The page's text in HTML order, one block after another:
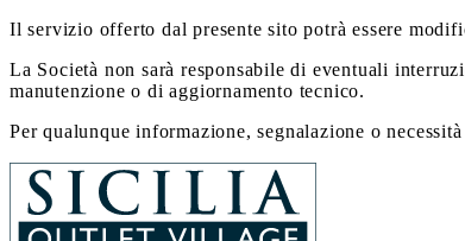
Il servizio offerto dal presente sito potrà essere
La Società non sarà responsabile di eventuali
manutenzione o di aggiornamento tecnico.
Per qualunque informazione, segnalazione o